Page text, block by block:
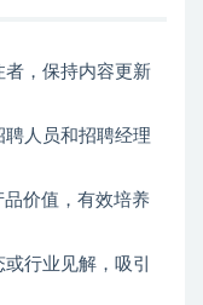
者，保持内容更新
聘人员和招聘经理
品价值，有效培养
行业见解，吸引